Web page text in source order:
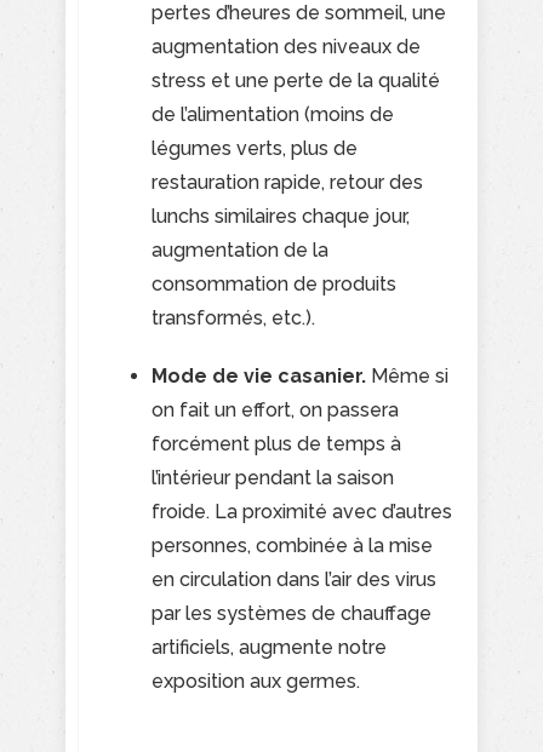
pertes d’heures de sommeil, une
augmentation des niveaux de
stress et une perte de la qualité
de l’alimentation (moins de
légumes verts, plus de
restauration rapide, retour des
lunchs similaires chaque jour,
augmentation de la
consommation de produits
transformés, etc.).
Mode de vie casanier. Même si
on fait un effort, on passera
forcément plus de temps à
l’intérieur pendant la saison
froide. La proximité avec d’autres
personnes, combinée à la mise
en circulation dans l’air des virus
par les systèmes de chauffage
artificiels, augmente notre
exposition aux germes.